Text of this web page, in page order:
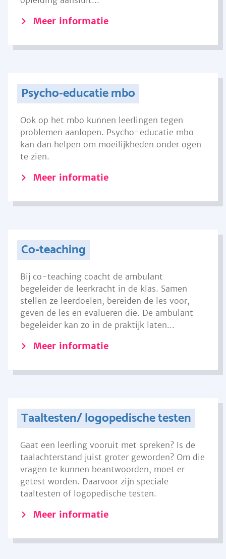
Meer informatie
Psycho-educatie mbo
Ook op het mbo kunnen leerlingen tegen
problemen aanlopen. Psycho-educatie mbo
kan dan helpen om moeilijkheden onder ogen
te zien.
Meer informatie
Co-teaching
Bij co-teaching coacht de ambulant
begeleider de leerkracht in de klas. Samen
stellen ze leerdoelen, bereiden de les voor,
geven de les en evalueren die. De ambulant
begeleider kan zo in de praktijk laten...
Meer informatie
Taaltesten/ logopedische testen
Gaat een leerling vooruit met spreken? Is de
taalachterstand juist groter geworden? Om die
vragen te kunnen beantwoorden, moet er
getest worden. Daarvoor zijn speciale
taaltesten of logopedische testen.
Meer informatie